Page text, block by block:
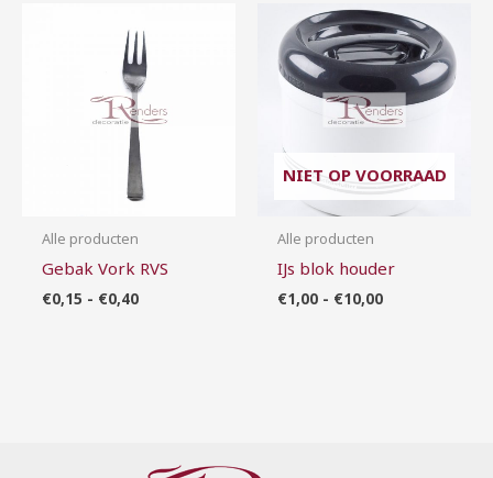
Alle producten
Gebak Vork RVS
€0,15 - €0,40
€0,15
tot
€0,40
NIET OP VOORRAAD
Alle producten
IJs blok houder
€1,00 - €10,00
Prijsklasse:
€1,00
tot
€10,00